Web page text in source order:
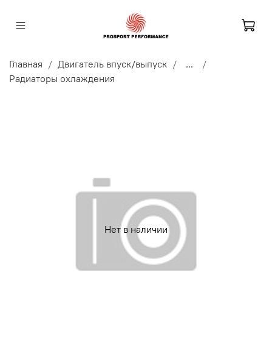
Главная Двигатель впуск/выпуск
...
Радиаторы охлаждения
Нет в наличии